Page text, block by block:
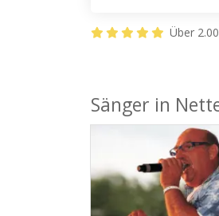
Über
Sänger in